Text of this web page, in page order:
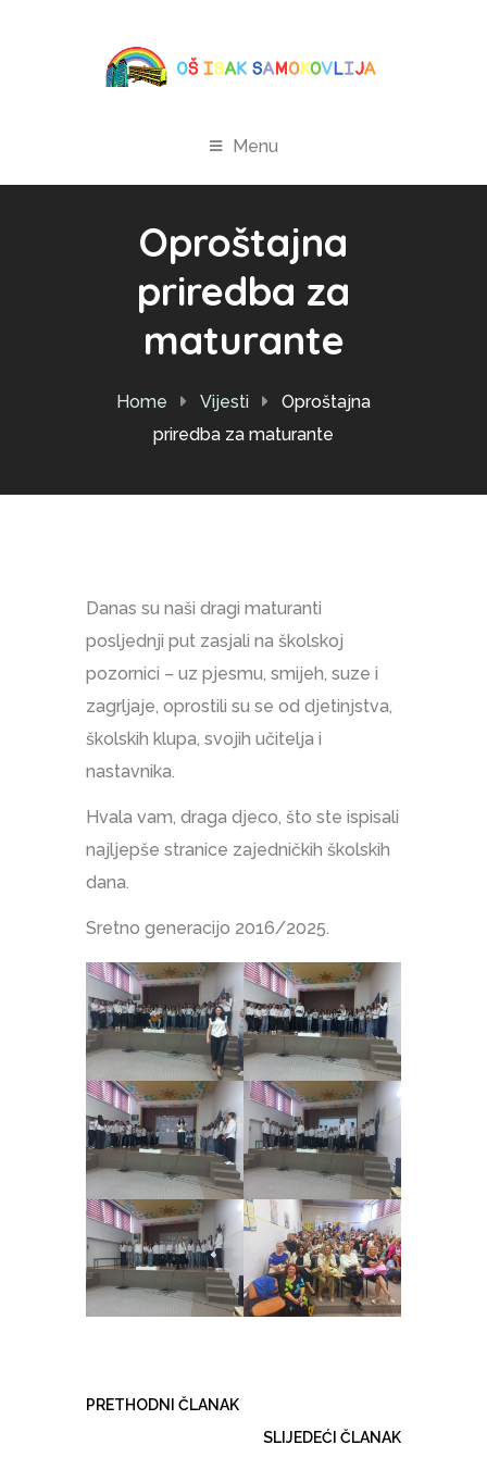
Menu
Oproštajna
priredba za
maturante
Home Vijesti
Oproštajna
priredba za maturante
Danas su naši dragi maturanti
posljednji put zasjali na školskoj
pozornici – uz pjesmu, smijeh, suze i
zagrljaje, oprostili su se od djetinjstva,
školskih klupa, svojih učitelja i
nastavnika.
Hvala vam, draga djeco, što ste ispisali
najljepše stranice zajedničkih školskih
dana.
Sretno generacijo 2016/2025.
PRETHODNI ČLANAK
SLIJEDEĆI ČLANAK